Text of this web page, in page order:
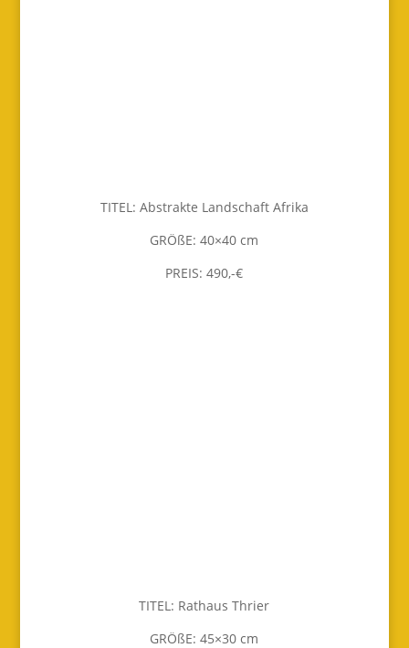
TITEL: Abstrakte Landschaft Afrika
GRÖßE: 40×40 cm
PREIS: 490,-€
TITEL: Rathaus Thrier
GRÖßE: 45×30 cm